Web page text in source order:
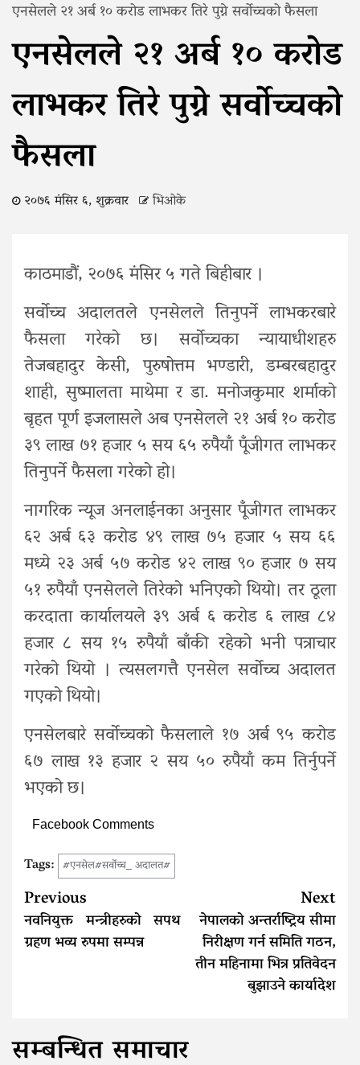
एनसेलले २१ अर्ब १० करोड लाभकर तिरे पुग्ने सर्वोच्चको फैसला
एनसेलले २१ अर्ब १० करोड
लाभकर तिरे पुग्ने सर्वोच्चको
फैसला
२०७६ मंसिर ६, शुक्रवार भिओके
काठमाडौं, २०७६ मंसिर ५ गते बिहीबार ।
सर्वोच्च अदालतले एनसेलले तिनुपर्ने लाभकरबारे
फैसला गरेको छ। सर्वोच्चका न्यायाधीशहरु
तेजबहादुर केसी, पुरुषोत्तम भण्डारी, डम्बरबहादुर
शाही, सुष्मालता माथेमा र डा. मनोजकुमार शर्माको
बृहत पूर्ण इजलासले अब एनसेलले २१ अर्ब १० करोड
३९ लाख ७१ हजार ५ सय ६५ रुपैयाँ पूँजीगत लाभकर
तिनुपर्ने फैसला गरेको हो।
नागरिक न्यूज अनलाईनका अनुसार पूँजीगत लाभकर
६२ अर्ब ६३ करोड ४९ लाख ७५ हजार ५ सय ६६
मध्ये २३ अर्ब ५७ करोड ४२ लाख ९० हजार ७ सय
५१ रुपैयाँ एनसेलले तिरेको भनिएको थियो। तर ठूला
करदाता कार्यालयले ३९ अर्ब ६ करोड ६ लाख ८४
हजार ८ सय १५ रुपैयाँ बाँकी रहेको भनी पत्राचार
गरेको थियो । त्यसलगत्तै एनसेल सर्वोच्च अदालत
गएको थियो।
एनसेलबारे सर्वोच्चको फैसलाले १७ अर्ब ९५ करोड
६७ लाख १३ हजार २ सय ५० रुपैयाँ कम तिर्नुपर्ने
भएको छ।
Facebook Comments
Tags: #एनसेल#सर्वोच्च_ अदालत#
Continue
Reading
Previous
नवनियुक्त मन्त्रीहरुको सपथ
ग्रहण भव्य रुपमा सम्पन्न
Next
नेपालको अन्तर्राष्ट्रिय सीमा
निरीक्षण गर्न समिति गठन,
तीन महिनामा भित्र प्रतिवेदन
बुझाउने कार्यादेश
सम्बन्धित समाचार